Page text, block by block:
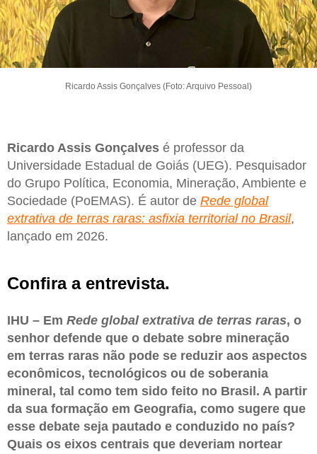
Ricardo Assis Gonçalves (Foto: Arquivo Pessoal)
Ricardo Assis Gonçalves é professor da
Universidade Estadual de Goiás (UEG). Pesquisador
do Grupo Política, Economia, Mineração, Ambiente e
Sociedade (PoEMAS). É autor de Rede global
extrativa de terras raras: asfixia territorial no Brasil,
lançado em 2026.
Confira a entrevista.
IHU – Em Rede global extrativa de terras raras, o
senhor defende que o debate sobre mineração
em terras raras não pode se reduzir aos aspectos
econômicos, tecnológicos ou de soberania
mineral, tal como tem sido feito no Brasil. A partir
da sua formação em Geografia, como sugere que
esse debate seja pautado e conduzido no país?
Quais os eixos centrais que deveriam nortear